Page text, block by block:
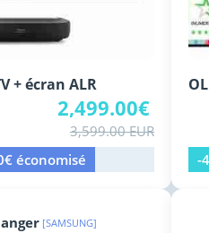
+ écran ALR
2,499.00€
3,599.00 EUR
économisé
-
[SAMSUNG]